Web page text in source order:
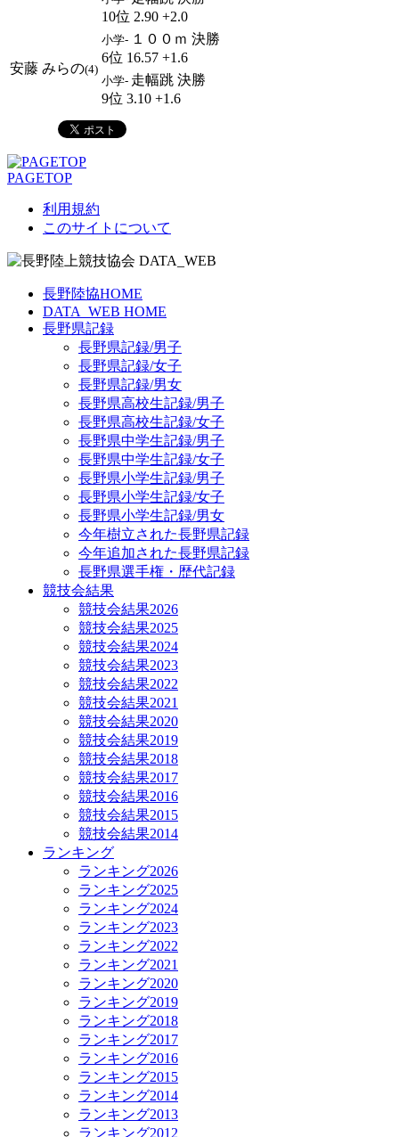
10位 2.90 +2.0
安藤 みらの(4)
小学- １００ｍ 決勝
6位 16.57 +1.6
小学- 走幅跳 決勝
9位 3.10 +1.6
PAGETOP
利用規約
このサイトについて
長野陸協HOME
DATA_WEB HOME
長野県記録
長野県記録/男子
長野県記録/女子
長野県記録/男女
長野県高校生記録/男子
長野県高校生記録/女子
長野県中学生記録/男子
長野県中学生記録/女子
長野県小学生記録/男子
長野県小学生記録/女子
長野県小学生記録/男女
今年樹立された長野県記録
今年追加された長野県記録
長野県選手権・歴代記録
競技会結果
競技会結果2026
競技会結果2025
競技会結果2024
競技会結果2023
競技会結果2022
競技会結果2021
競技会結果2020
競技会結果2019
競技会結果2018
競技会結果2017
競技会結果2016
競技会結果2015
競技会結果2014
ランキング
ランキング2026
ランキング2025
ランキング2024
ランキング2023
ランキング2022
ランキング2021
ランキング2020
ランキング2019
ランキング2018
ランキング2017
ランキング2016
ランキング2015
ランキング2014
ランキング2013
ランキング2012